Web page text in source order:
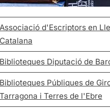
Associació d'Escriptors en
Catalana
Biblioteques Diputació de
Biblioteques Públiques de
Tarragona i Terres de l'Ebre